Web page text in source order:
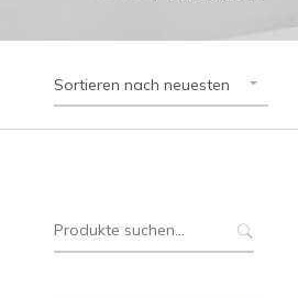
Sortieren nach neuesten
Suche